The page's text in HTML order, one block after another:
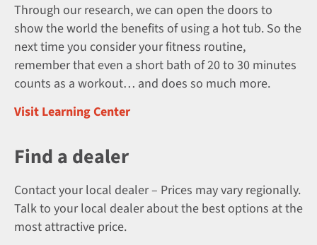
Through our research, we can open the doors to
show the world the benefits of using a hot tub. So the
next time you consider your fitness routine,
remember that even a short bath of 20 to 30 minutes
counts as a workout… and does so much more.
Visit Learning Center
Find a dealer
Contact your local dealer – Prices may vary regionally.
Talk to your local dealer about the best options at the
most attractive price.